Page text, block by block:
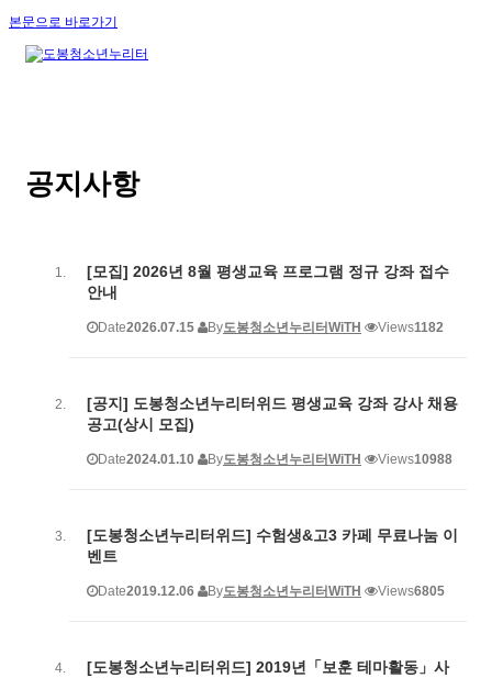
본문으로 바로가기
공지사항
[모집] 2026년 8월 평생교육 프로그램 정규 강좌 접수
안내
Date2026.07.15 By도봉청소년누리터WiTH Views1182
[공지] 도봉청소년누리터위드 평생교육 강좌 강사 채용
공고(상시 모집)
Date2024.01.10 By도봉청소년누리터WiTH Views10988
[도봉청소년누리터위드] 수험생&고3 카페 무료나눔 이
벤트
Date2019.12.06 By도봉청소년누리터WiTH Views6805
[도봉청소년누리터위드] 2019년「보훈 테마활동」사